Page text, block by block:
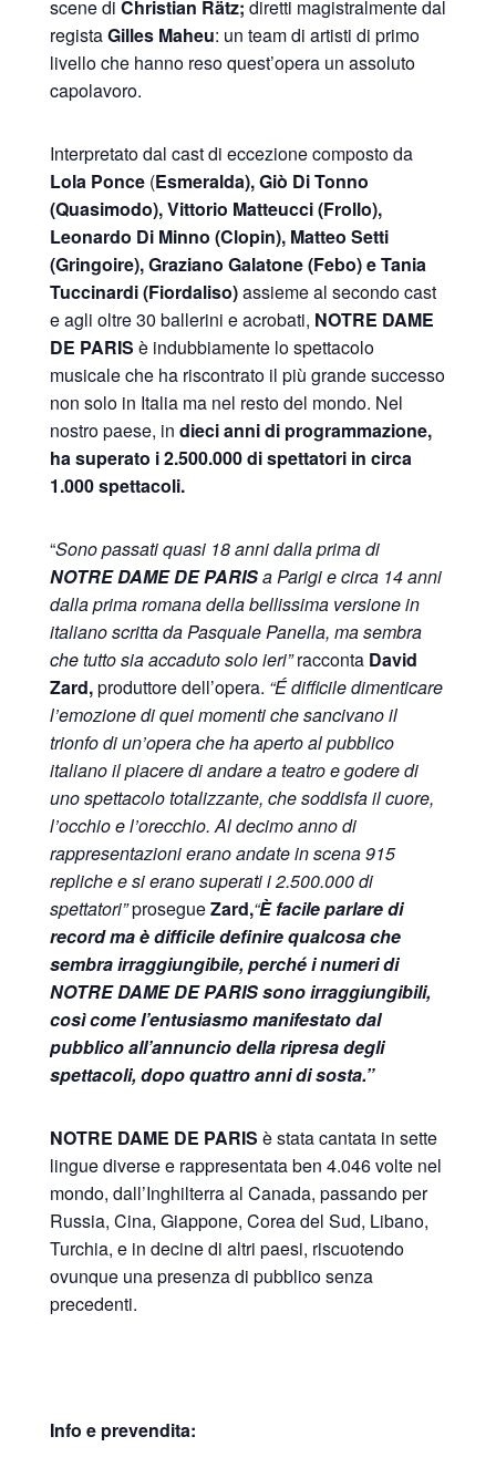
scene di Christian Rätz; diretti magistralmente dal
registaGilles Maheu: un team di artisti di primo
livello che hanno reso quest’opera un assoluto
capolavoro.
Interpretato dal cast di eccezione composto da
Lola Ponce (Esmeralda), Giò Di Tonno
(Quasimodo), Vittorio Matteucci (Frollo),
Leonardo Di Minno (Clopin), Matteo Setti
(Gringoire), Graziano Galatone (Febo) e Tania
Tuccinardi (Fiordaliso)assieme al secondo cast
e agli oltre 30 ballerini e acrobati, NOTRE DAME
DE PARIS è indubbiamente lo spettacolo
musicale che ha riscontrato il più grande successo
non solo in Italia ma nel resto del mondo. Nel
nostro paese, in dieci anni di programmazione,
ha superato i 2.500.000 di spettatori in circa
1.000 spettacoli.
“Sono passati quasi 18 anni dalla prima di
NOTRE DAME DE PARISa Parigi e circa 14 anni
dalla prima romana della bellissima versione in
italiano scritta da Pasquale Panella, ma sembra
che tutto sia accaduto solo ieri”racconta David
Zard,produttore dell’opera. “É difficile dimenticare
l’emozione di quei momenti che sancivano il
trionfo di un’opera che ha aperto al pubblico
italiano il piacere di andare a teatro e godere di
uno spettacolo totalizzante, che soddisfa il cuore,
l’occhio e l’orecchio. Al decimo anno di
rappresentazioni erano andate in scena 915
repliche e si erano superati i 2.500.000 di
spettatori”prosegueZard,“È facile parlare di
record ma è difficile definire qualcosa che
sembra irraggiungibile, perché i numeri di
NOTRE DAME DE PARIS sono irraggiungibili,
così come l’entusiasmo manifestato dal
pubblico all’annuncio della ripresa degli
spettacoli, dopo quattro anni di sosta.”
NOTRE DAME DE PARIS è stata cantata in sette
lingue diverse e rappresentata ben 4.046 volte nel
mondo, dall’Inghilterra al Canada, passando per
Russia, Cina, Giappone, Corea del Sud, Libano,
Turchia, e in decine di altri paesi, riscuotendo
ovunque una presenza di pubblico senza
precedenti.
Info e prevendita: